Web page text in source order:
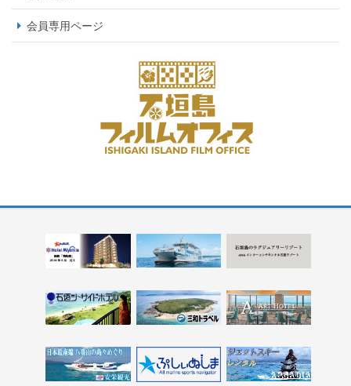
会員専用ページ